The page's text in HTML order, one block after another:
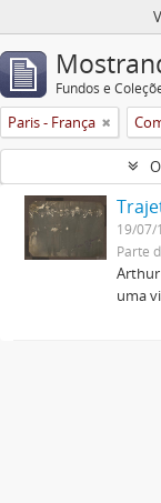
Fundos e
Paris - França
19/07/
Parte
Arthur
uma